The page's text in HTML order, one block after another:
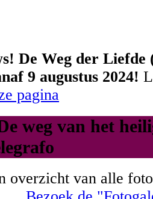
De Weg der Liefde
9 augustus 2024!
pagina
weg van het
overzicht van alle